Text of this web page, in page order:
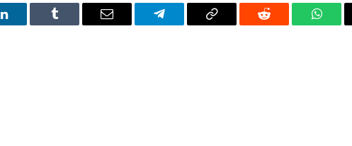
LinkedIn Tumblr Email Telegram Copy
Reddit